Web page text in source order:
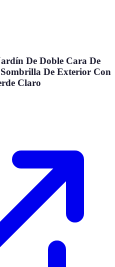
De Doble Cara De
De Exterior Con
Claro